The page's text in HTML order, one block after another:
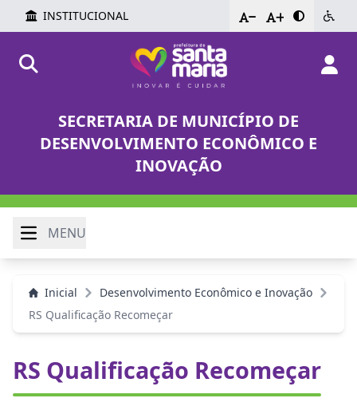
INSTITUCIONAL - +
SECRETARIA DE MUNICÍPIO DE
DESENVOLVIMENTO ECONÔMICO E
INOVAÇÃO
MENU
Inicial
Desenvolvimento Econômico e Inovação
RS Qualificação Recomeçar
RS Qualificação Recomeçar